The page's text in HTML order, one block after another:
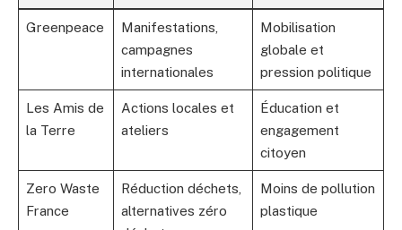
Greenpeace
Manifestations,
campagnes
internationales
Mobilisation
globale et
pression politique
Les Amis de
la Terre
Actions locales et
ateliers
Éducation et
engagement
citoyen
Zero Waste
France
Réduction déchets,
alternatives zéro
Moins de pollution
plastique